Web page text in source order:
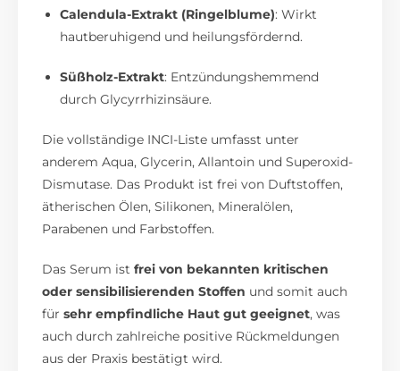
Calendula-Extrakt (Ringelblume):Wirkt
hautberuhigend und heilungsfördernd.
Süßholz-Extrakt: Entzündungshemmend
durch Glycyrrhizinsäure.
Die vollständige INCI-Liste umfasst unter
anderem Aqua, Glycerin, Allantoin und Superoxid-
Dismutase. Das Produkt ist frei von Duftstoffen,
ätherischen Ölen, Silikonen, Mineralölen,
Parabenen und Farbstoffen.
Das Serum istfrei von bekannten kritischen
oder sensibilisierenden Stoffen und somit auch
fürsehr empfindliche Haut gut geeignet, was
auch durch zahlreiche positive Rückmeldungen
aus der Praxis bestätigt wird.